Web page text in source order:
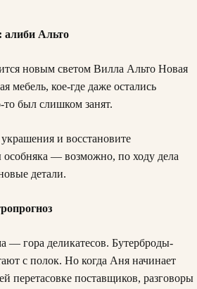
алиби Альто
новым светом Вилла Альто Новая
мебель, кое-где даже остались
был слишком занят.
и восстановите
— возможно, по ходу дела
детали.
— гора деликатесов. Бутерброды-
с полок. Но когда Аня начинает
перетасовке поставщиков, разговоры